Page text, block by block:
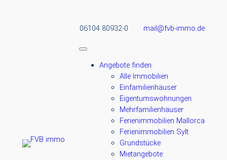
06104 80932-0 mail@fvb-immo.de
Angebote finden
Alle Immobilien
Einfamilienhäuser
Eigentumswohnungen
Mehrfamilienhäuser
Ferienimmobilien Mallorca
Ferienimmobilien Sylt
Grundstücke
Mietangebote